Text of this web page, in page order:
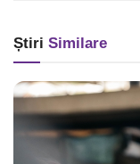
Știri Similare